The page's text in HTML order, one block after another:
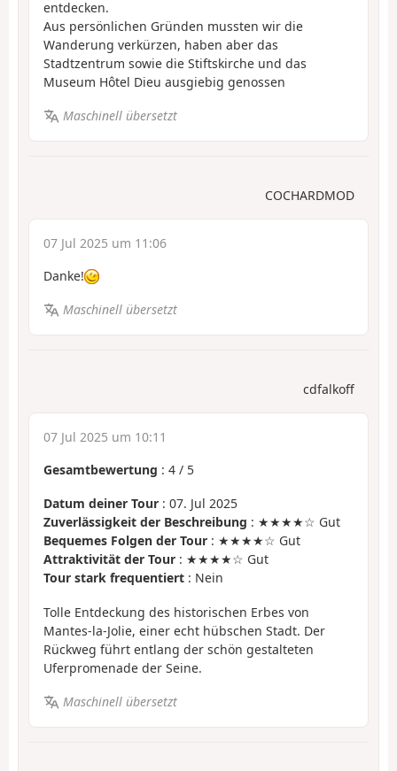
entdecken.
Aus persönlichen Gründen mussten wir die
Wanderung verkürzen, haben aber das
Stadtzentrum sowie die Stiftskirche und das
Museum Hôtel Dieu ausgiebig genossen
Maschinell übersetzt
COCHARDMOD
07 Jul 2025 um 11:06
Danke!
Maschinell übersetzt
cdfalkoff
07 Jul 2025 um 10:11
Gesamtbewertung : 4 / 5
Datum deiner Tour : 07. Jul 2025
Zuverlässigkeit der Beschreibung : ★★★★☆ Gut
Bequemes Folgen der Tour : ★★★★☆ Gut
Attraktivität der Tour : ★★★★☆ Gut
Tour stark frequentiert : Nein
Tolle Entdeckung des historischen Erbes von
Mantes-la-Jolie, einer echt hübschen Stadt. Der
Rückweg führt entlang der schön gestalteten
Uferpromenade der Seine.
Maschinell übersetzt